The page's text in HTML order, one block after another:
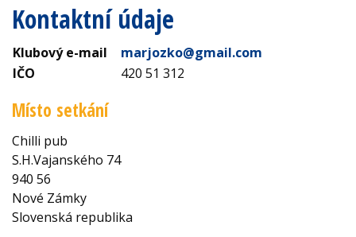
Kontaktní údaje
Klubový e-mail
marjozko@gmail.com
IČO
420 51 312
Místo setkání
Chilli pub
S.H.Vajanského 74
940 56
Nové Zámky
Slovenská republika